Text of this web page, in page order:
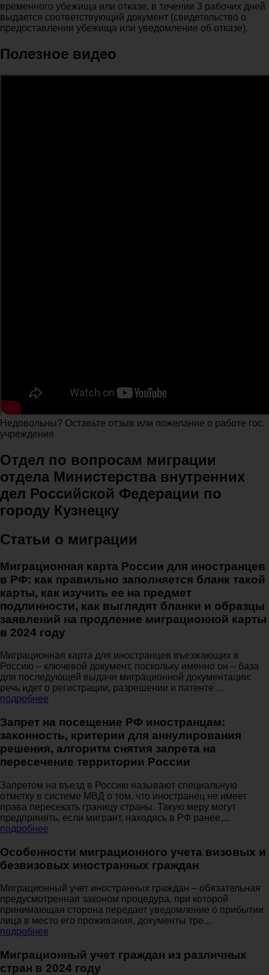
временного убежища или отказе, в течении 3 рабочих дней
выдается соответствующий документ (свидетельство о
предоставлении убежища или уведомление об отказе).
Полезное видео
Недовольны? Оставьте отзыв или пожелание о работе гос.
учреждения
Отдел по вопросам миграции
отдела Министерства внутренних
дел Российской Федерации по
городу Кузнецку
Статьи о миграции
Миграционная карта России для иностранцев
в РФ: как правильно заполняется бланк такой
карты, как изучить ее на предмет
подлинности, как выглядят бланки и образцы
заявлений на продление миграционной карты
в 2024 году
Миграционная карта для иностранцев въезжающих в
Россию – ключевой документ, поскольку именно он – база
для последующей выдачи миграционной документации:
речь идет о регистрации, разрешении и патенте ...
подробнее
Запрет на посещение РФ иностранцам:
законность, критерии для аннулирования
решения, алгоритм снятия запрета на
пересечение территории России
Запретом на въезд в Россию называют специальную
отметку в системе МВД о том, что иностранец не имеет
права пересекать границу страны. Такую меру могут
предпринять, если мигрант, находясь в РФ ранее,...
подробнее
Особенности миграционного учета визовых и
безвизовых иностранных граждан
Миграционный учет иностранных граждан – обязательная
предусмотренная законом процедура, при которой
принимающая сторона передает уведомление о прибытии
лица в место его проживания, документы тре...
подробнее
Миграционный учет граждан из различных
стран в 2024 году